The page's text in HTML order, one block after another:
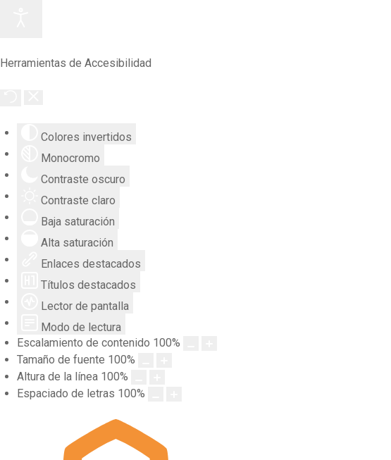
Herramientas de Accesibilidad
Colores invertidos
Monocromo
Contraste oscuro
Contraste claro
Baja saturación
Alta saturación
Enlaces destacados
Títulos destacados
Lector de pantalla
Modo de lectura
Escalamiento de contenido 100%
Tamaño de fuente 100%
Altura de la línea 100%
Espaciado de letras 100%